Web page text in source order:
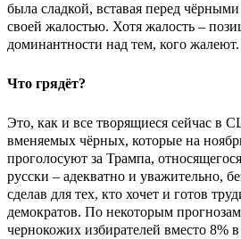
была сладкой, вставая перед
своей жалостью. Хотя жалость –
доминантности над тем, кого жалеют.
Что грядёт?
Это, как и все творящиеся сейчас в
вменяемых чёрных, которые на
проголосуют за Трампа,
русски – адекватно и уважительно,
сделав для тех, кто хочет и готов
демократов. По некоторым
чернокожих избирателей вместо 8%